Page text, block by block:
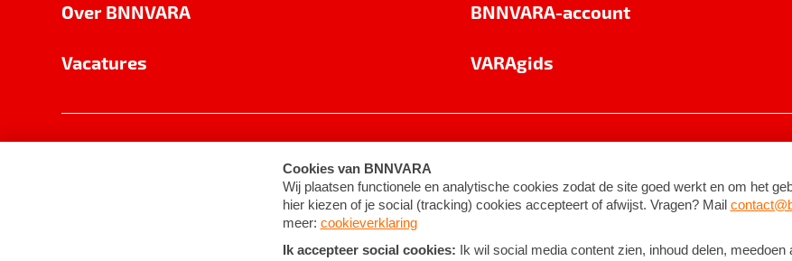
Over BNNVARA
Vacatures
BNNVARA-account
VARAgids
Cookie-instellingen Algemene voorwaarden ©2026BNNVARA